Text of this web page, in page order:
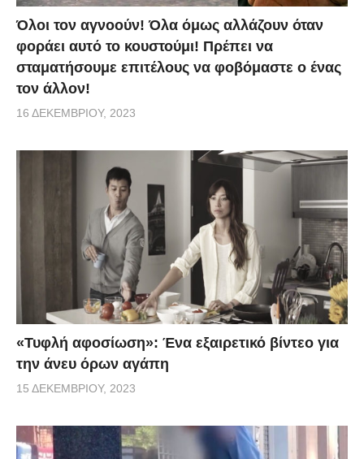
Όλοι τον αγνοούν! Όλα όμως αλλάζουν όταν
φοράει αυτό το κουστούμι! Πρέπει να
σταματήσουμε επιτέλους να φοβόμαστε ο ένας
τον άλλον!
16 ΔΕΚΕΜΒΡΊΟΥ, 2023
«Τυφλή αφοσίωση»: Ένα εξαιρετικό βίντεο για
την άνευ όρων αγάπη
15 ΔΕΚΕΜΒΡΊΟΥ, 2023